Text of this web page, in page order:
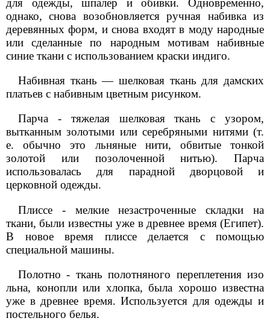
для одежды, шпалер и обивки. Одновременно,
однако, снова возобновляется ручная набивка из
деревянных форм, и снова входят в моду народные
или сделанные по народным мотивам набивные
синие ткани с использованием краски индиго.
Набивная ткань — шелковая ткань для дамских
платьев с набивным цветным рисунком.
Парча - тяжелая шелковая ткань с узором,
вытканным золотыми или серебряными нитями (т.
е. обычно это льняные нити, обвитые тонкой
золотой или позолоченной нитью). Парча
использовалась для парадной дворцовой и
церковной одежды.
Плиссе - мелкие незастроченные складки на
ткани, были известны уже в древнее время (Египет).
В новое время плиссе делается с помощью
специальной машины.
Полотно - ткань полотняного переплетения изо
льна, конопли или хлопка, была хорошо известна
уже в древнее время. Используется для одежды и
постельного белья.